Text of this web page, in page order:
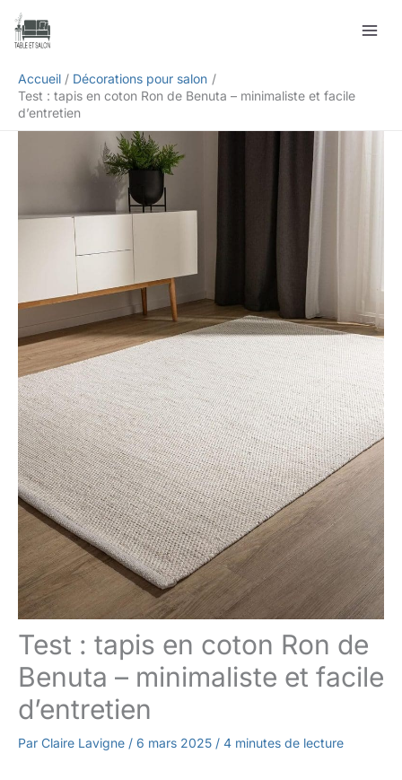
Aller
Accueil
Décorations pour salon
Test : tapis en coton Ron de Benuta – minimaliste et facile
d’entretien
Test : tapis en coton Ron de
Benuta – minimaliste et facile
d’entretien
Par Claire Lavigne / 6 mars 2025 / 4 minutes de lecture
Rechercher